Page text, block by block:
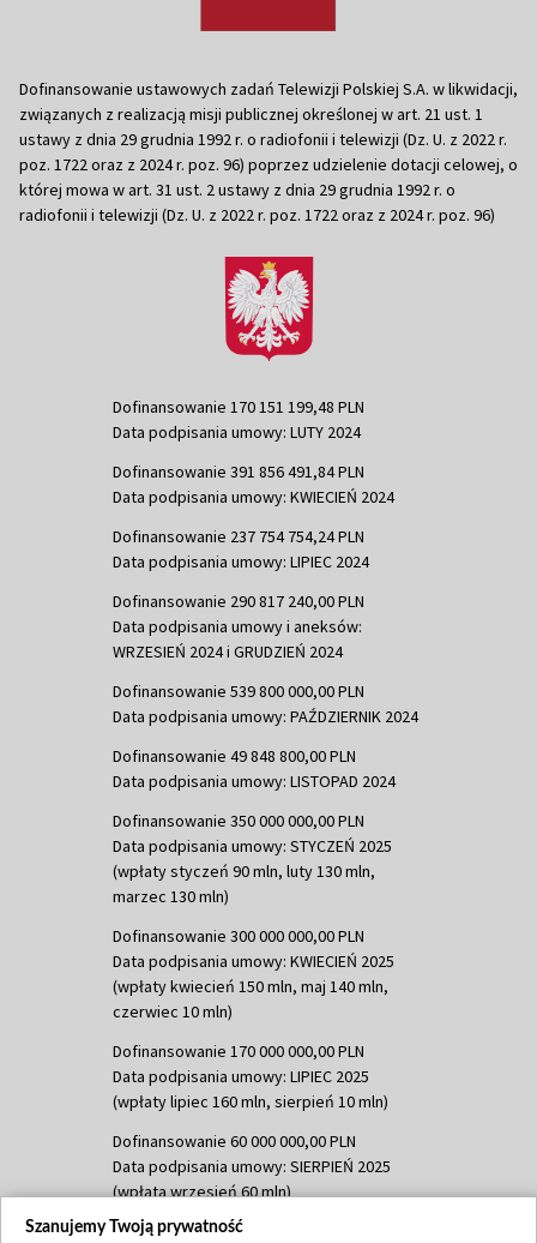
Dofinansowanie ustawowych zadań Telewizji Polskiej S.A. w likwidacji,
związanych z realizacją misji publicznej określonej w art. 21 ust. 1
ustawy z dnia 29 grudnia 1992 r. o radiofonii i telewizji (Dz. U. z 2022 r.
poz. 1722 oraz z 2024 r. poz. 96) poprzez udzielenie dotacji celowej, o
której mowa w art. 31 ust. 2 ustawy z dnia 29 grudnia 1992 r. o
radiofonii i telewizji (Dz. U. z 2022 r. poz. 1722 oraz z 2024 r. poz. 96)
Dofinansowanie 170 151 199,48 PLN
Data podpisania umowy: LUTY 2024
Dofinansowanie 391 856 491,84 PLN
Data podpisania umowy: KWIECIEŃ 2024
Dofinansowanie 237 754 754,24 PLN
Data podpisania umowy: LIPIEC 2024
Dofinansowanie 290 817 240,00 PLN
Data podpisania umowy i aneksów:
WRZESIEŃ 2024 i GRUDZIEŃ 2024
Dofinansowanie 539 800 000,00 PLN
Data podpisania umowy: PAŹDZIERNIK 2024
Dofinansowanie 49 848 800,00 PLN
Data podpisania umowy: LISTOPAD 2024
Dofinansowanie 350 000 000,00 PLN
Data podpisania umowy: STYCZEŃ 2025
(wpłaty styczeń 90 mln, luty 130 mln,
marzec 130 mln)
Dofinansowanie 300 000 000,00 PLN
Data podpisania umowy: KWIECIEŃ 2025
(wpłaty kwiecień 150 mln, maj 140 mln,
czerwiec 10 mln)
Dofinansowanie 170 000 000,00 PLN
Data podpisania umowy: LIPIEC 2025
(wpłaty lipiec 160 mln, sierpień 10 mln)
Dofinansowanie 60 000 000,00 PLN
Data podpisania umowy: SIERPIEŃ 2025
(wpłata wrzesień 60 mln)
Dofinansowanie 635 783 051,21 PLN
Szanujemy Twoją prywatność